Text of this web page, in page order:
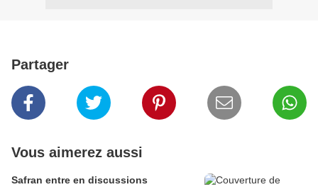
Partager
Vous aimerez aussi
Safran entre en discussions